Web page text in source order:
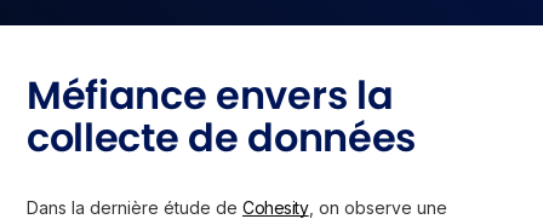
Méfiance envers la
collecte de données
Dans la dernière étude de Cohesity, on observe une